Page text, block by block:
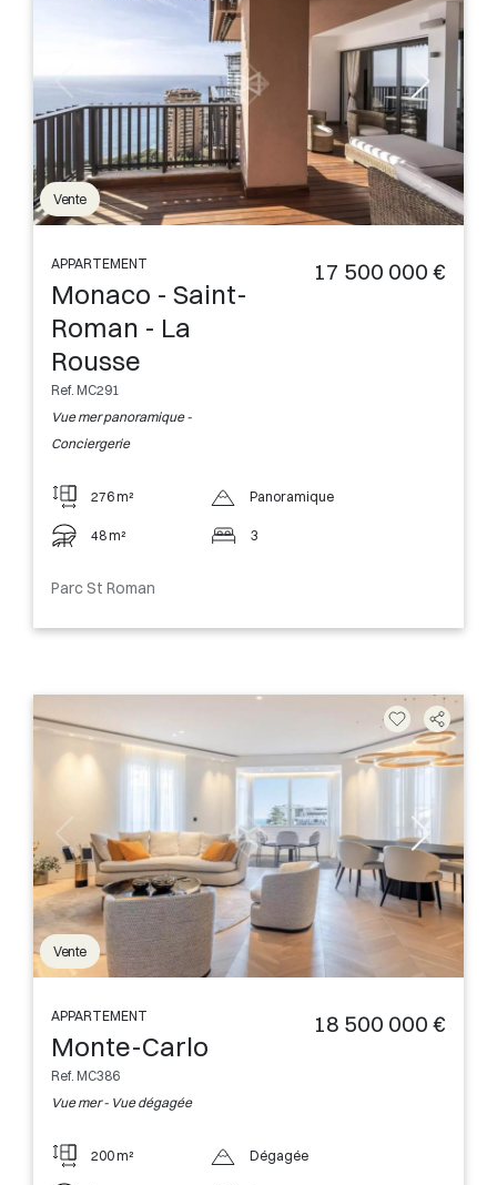
Vente
APPARTEMENT
Monaco - Saint-
Roman - La
Rousse
Ref. MC291
Vue mer panoramique -
Conciergerie
17 500 000 €
276 m²
48 m²
Panoramique
3
Parc St Roman
Vente
APPARTEMENT
Monte-Carlo
Ref. MC386
Vue mer - Vue dégagée
18 500 000 €
200 m² Dégagée